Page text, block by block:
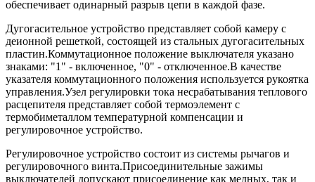
обеспечивает одинарный разрыв цепи в каждой фазе.
Дугогасительное устройство представляет собой камеру с
деионной решеткой, состоящей из стальных дугогасительных
пластин.Коммутационное положение выключателя указано
знаками: "1" - включенное, "0" - отключенное.В качестве
указателя коммутационного положения используется рукоятка
управления.Узел регулировки тока несрабатывания теплового
расцепителя представляет собой термоэлемент с
термобиметаллом температурной компенсации и
регулировочное устройство.
Регулировочное устройство состоит из системы рычагов и
регулировочного винта.Присоединительные зажимы
выключателей допускают присоединение как медных, так и